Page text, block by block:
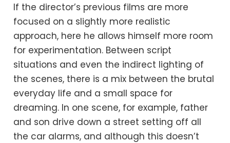
If the director’s previous films are more
focused on a slightly more realistic
approach, here he allows himself more room
for experimentation. Between script
situations and even the indirect lighting of
the scenes, there is a mix between the brutal
everyday life and a small space for
dreaming. In one scene, for example, father
and son drive down a street setting off all
the car alarms, and although this doesn’t